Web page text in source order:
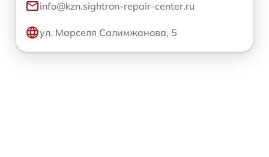
info@kzn.sightron-repair-center.ru
ул. Марселя Салимжанова, 5